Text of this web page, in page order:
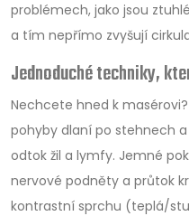
problémech, jako jsou
a tím nepřímo zvyšují
Jednoduché techniky,
Nechcete hned k
pohyby dlaní po stehnech
odtok žil a lymfy. Jemné
nervové podněty a průtok
kontrastní sprchu (teplá/